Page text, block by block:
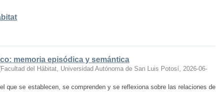
memoria episódica y semántica
Facultad del Hábitat, Universidad Autónoma de San Luis Potosí, 2026-06-
que se establecen, se comprenden y se reflexiona sobre las relaciones de